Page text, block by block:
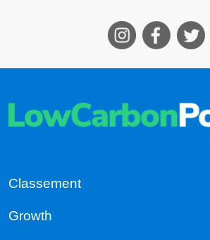
Classement
Growth